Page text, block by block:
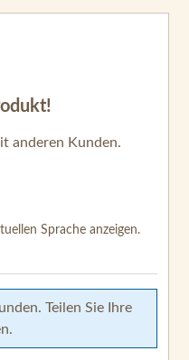
0 von 5 Sternen
anderen Kunden.
Sprache anzeigen.
Teilen Sie Ihre